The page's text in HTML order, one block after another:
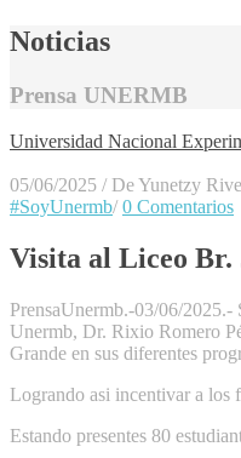
Noticias
Prensa UNERMB
Universidad Nacional
05/06/2025 / De Yunetzy
#SoyUnermb/ 0 Comentarios
Visita al Liceo Br.
PrensaUnermb.-03/06/
Unermb, Dr. Rixio Romero
Grande en sus diferentes
Logrando asi incentivar a los
Estando presentes 80